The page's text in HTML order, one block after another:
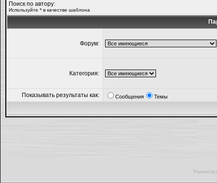
Поиск по автору:
Используйте * в качестве шаблона
Форум:
Категория:
Показывать результаты как: Сообщения Темы
Powered by